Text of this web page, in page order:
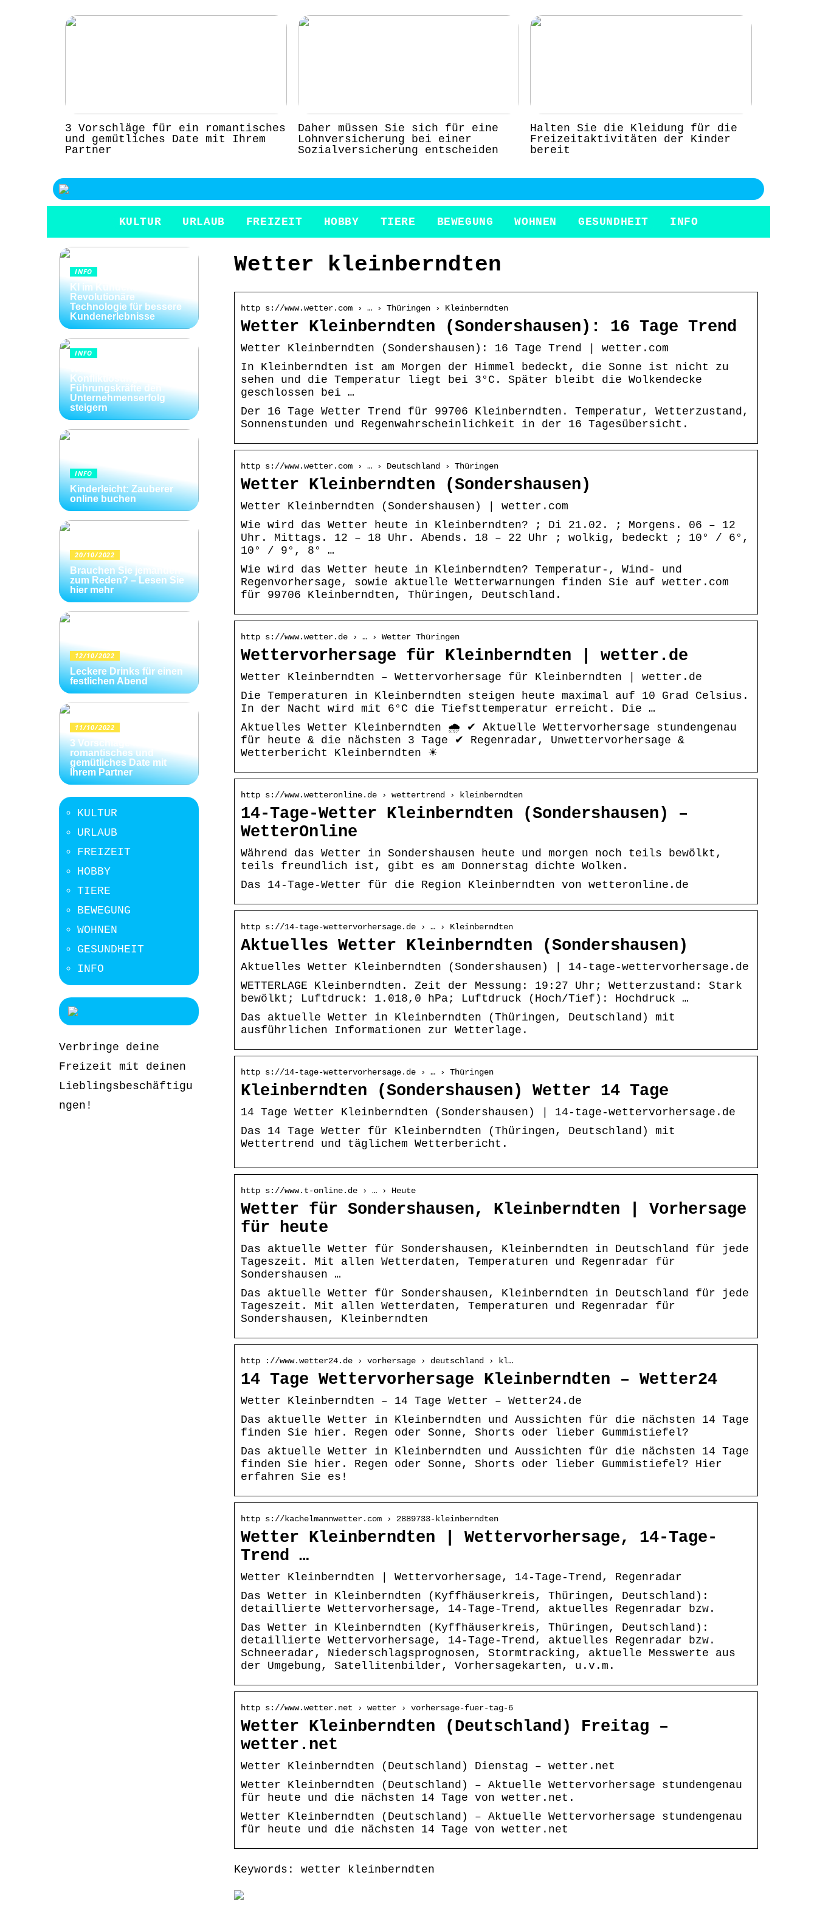
3 Vorschläge für ein romantisches
und gemütliches Date mit Ihrem
Partner
Daher müssen Sie sich für eine
Lohnversicherung bei einer
Sozialversicherung entscheiden
Halten Sie die Kleidung für die
Freizeitaktivitäten der Kinder
bereit
KULTUR URLAUB FREIZEIT HOBBY TIERE BEWEGUNG WOHNEN GESUNDHEIT INFO
Wetter kleinberndten
http s://www.wetter.com › … › Thüringen › Kleinberndten
Wetter Kleinberndten (Sondershausen): 16 Tage Trend
Wetter Kleinberndten (Sondershausen): 16 Tage Trend | wetter.com
In Kleinberndten ist am Morgen der Himmel bedeckt, die Sonne ist nicht zu
sehen und die Temperatur liegt bei 3°C. Später bleibt die Wolkendecke
geschlossen bei …
Der 16 Tage Wetter Trend für 99706 Kleinberndten. Temperatur, Wetterzustand,
Sonnenstunden und Regenwahrscheinlichkeit in der 16 Tagesübersicht.
http s://www.wetter.com › … › Deutschland › Thüringen
Wetter Kleinberndten (Sondershausen)
Wetter Kleinberndten (Sondershausen) | wetter.com
Wie wird das Wetter heute in Kleinberndten? ; Di 21.02. ; Morgens. 06 – 12
Uhr. Mittags. 12 – 18 Uhr. Abends. 18 – 22 Uhr ; wolkig, bedeckt ; 10° / 6°,
10° / 9°, 8° …
Wie wird das Wetter heute in Kleinberndten? Temperatur-, Wind- und
Regenvorhersage, sowie aktuelle Wetterwarnungen finden Sie auf wetter.com
für 99706 Kleinberndten, Thüringen, Deutschland.
http s://www.wetter.de › … › Wetter Thüringen
Wettervorhersage für Kleinberndten | wetter.de
Wetter Kleinberndten – Wettervorhersage für Kleinberndten | wetter.de
Die Temperaturen in Kleinberndten steigen heute maximal auf 10 Grad Celsius.
In der Nacht wird mit 6°C die Tiefsttemperatur erreicht. Die …
Aktuelles Wetter Kleinberndten 🌧️ ✔ Aktuelle Wettervorhersage stundengenau
für heute & die nächsten 3 Tage ✔ Regenradar, Unwettervorhersage &
Wetterbericht Kleinberndten ☀
http s://www.wetteronline.de › wettertrend › kleinberndten
14-Tage-Wetter Kleinberndten (Sondershausen) –
WetterOnline
Während das Wetter in Sondershausen heute und morgen noch teils bewölkt,
teils freundlich ist, gibt es am Donnerstag dichte Wolken.
Das 14-Tage-Wetter für die Region Kleinberndten von wetteronline.de
http s://14-tage-wettervorhersage.de › … › Kleinberndten
Aktuelles Wetter Kleinberndten (Sondershausen)
Aktuelles Wetter Kleinberndten (Sondershausen) | 14-tage-wettervorhersage.de
WETTERLAGE Kleinberndten. Zeit der Messung: 19:27 Uhr; Wetterzustand: Stark
bewölkt; Luftdruck: 1.018,0 hPa; Luftdruck (Hoch/Tief): Hochdruck …
Das aktuelle Wetter in Kleinberndten (Thüringen, Deutschland) mit
ausführlichen Informationen zur Wetterlage.
http s://14-tage-wettervorhersage.de › … › Thüringen
Kleinberndten (Sondershausen) Wetter 14 Tage
14 Tage Wetter Kleinberndten (Sondershausen) | 14-tage-wettervorhersage.de
Das 14 Tage Wetter für Kleinberndten (Thüringen, Deutschland) mit
Wettertrend und täglichem Wetterbericht.
http s://www.t-online.de › … › Heute
Wetter für Sondershausen, Kleinberndten | Vorhersage
für heute
Das aktuelle Wetter für Sondershausen, Kleinberndten in Deutschland für jede
Tageszeit. Mit allen Wetterdaten, Temperaturen und Regenradar für
Sondershausen …
Das aktuelle Wetter für Sondershausen, Kleinberndten in Deutschland für jede
Tageszeit. Mit allen Wetterdaten, Temperaturen und Regenradar für
Sondershausen, Kleinberndten
http ://www.wetter24.de › vorhersage › deutschland › kl…
14 Tage Wettervorhersage Kleinberndten – Wetter24
Wetter Kleinberndten – 14 Tage Wetter – Wetter24.de
Das aktuelle Wetter in Kleinberndten und Aussichten für die nächsten 14 Tage
finden Sie hier. Regen oder Sonne, Shorts oder lieber Gummistiefel?
Das aktuelle Wetter in Kleinberndten und Aussichten für die nächsten 14 Tage
finden Sie hier. Regen oder Sonne, Shorts oder lieber Gummistiefel? Hier
erfahren Sie es!
http s://kachelmannwetter.com › 2889733-kleinberndten
Wetter Kleinberndten | Wettervorhersage, 14-Tage-
Trend …
Wetter Kleinberndten | Wettervorhersage, 14-Tage-Trend, Regenradar
Das Wetter in Kleinberndten (Kyffhäuserkreis, Thüringen, Deutschland):
detaillierte Wettervorhersage, 14-Tage-Trend, aktuelles Regenradar bzw.
Das Wetter in Kleinberndten (Kyffhäuserkreis, Thüringen, Deutschland):
detaillierte Wettervorhersage, 14-Tage-Trend, aktuelles Regenradar bzw.
Schneeradar, Niederschlagsprognosen, Stormtracking, aktuelle Messwerte aus
der Umgebung, Satellitenbilder, Vorhersagekarten, u.v.m.
http s://www.wetter.net › wetter › vorhersage-fuer-tag-6
Wetter Kleinberndten (Deutschland) Freitag –
wetter.net
Wetter Kleinberndten (Deutschland) Dienstag – wetter.net
Wetter Kleinberndten (Deutschland) – Aktuelle Wettervorhersage stundengenau
für heute und die nächsten 14 Tage von wetter.net.
Wetter Kleinberndten (Deutschland) – Aktuelle Wettervorhersage stundengenau
für heute und die nächsten 14 Tage von wetter.net
Keywords: wetter kleinberndten
INFO
KI im Kundenservice:
Revolutionäre
Technologie für bessere
Kundenerlebnisse
INFO
Konfliktlösungen der
Führungskräfte den
Unternehmenserfolg
steigern
INFO
Kinderleicht: Zauberer
online buchen
20/10/2022
Brauchen Sie jemanden
zum Reden? – Lesen Sie
hier mehr
12/10/2022
Leckere Drinks für einen
festlichen Abend
11/10/2022
3 Vorschläge für ein
romantisches und
gemütliches Date mit
Ihrem Partner
KULTUR
URLAUB
FREIZEIT
HOBBY
TIERE
BEWEGUNG
WOHNEN
GESUNDHEIT
INFO
Verbringe deine
Freizeit mit deinen
Lieblingsbeschäftigu
ngen!